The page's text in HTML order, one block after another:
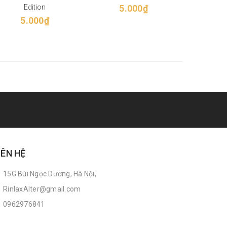
Edition
5.000₫
5.000₫
HỆ
15G Bùi Ngọc Dương, Hà Nội,
RinlaxAlter@gmail.com
0962976841